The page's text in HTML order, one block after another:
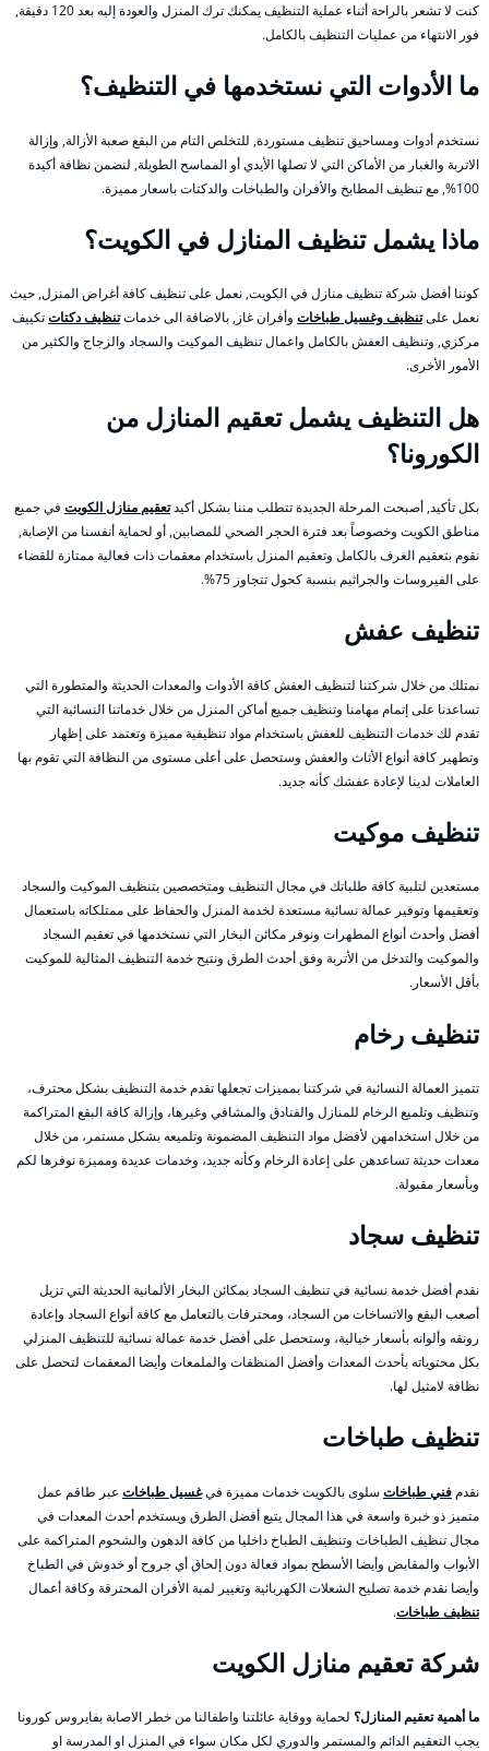
كنت لا تشعر بالراحة أثناء عملية التنظيف يمكنك ترك المنزل والعودة إليه بعد 120 دقيقة,
فور الانتهاء من عمليات التنظيف بالكامل.
ما الأدوات التي نستخدمها في التنظيف؟
نستخدم أدوات ومساحيق تنظيف مستوردة, للتخلص التام من البقع صعبة الأزالة, وإزالة
الاتربة والغبار من الأماكن التي لا تصلها الأيدي أو المماسح الطويلة, لنضمن نظافة أكيدة
100%, مع تنظيف المطابخ والأفران والطباخات والدكتات باسعار مميزة.
ماذا يشمل تنظيف المنازل في الكويت؟
كوننا أفضل شركة تنظيف منازل في الكويت, نعمل على تنظيف كافة أغراض المنزل, حيث
نعمل علىتنظيف وغسيل طباخات وأفران غاز, بالاضافة الى خدماتتنظيف دكتاتتكييف
مركزي, وتنظيف العفش بالكامل واعمال تنظيف الموكيت والسجاد والزجاج والكثير من
الأمور الأخرى.
هل التنظيف يشمل تعقيم المنازل من
الكورونا؟
بكل تأكيد, أصبحت المرحلة الجديدة تتطلب مننا بشكل أكيدتعقيم منازل الكويت في جميع
مناطق الكويت وخصوصاً بعد فترة الحجر الصحي للمصابين, أو لحماية أنفسنا من الإصابة,
نقوم بتعقيم الغرف بالكامل وتعقيم المنزل باستخدام معقمات ذات فعالية ممتازة للقضاء
على الفيروسات والجراثيم بنسبة كحول تتجاوز 75%.
تنظيف عفش
نمتلك من خلال شركتنا لتنظيف العفش كافة الأدوات والمعدات الحديثة والمتطورة التي
تساعدنا على إتمام مهامنا وتنظيف جميع أماكن المنزل من خلال خدماتنا النسائية التي
تقدم لك خدمات التنظيف للعفش باستخدام مواد تنظيفية مميزة وتعتمد على إظهار
وتطهير كافة أنواع الأثاث والعفش وستحصل على أعلى مستوى من النظافة التي تقوم بها
العاملات لدينا لإعادة عفشك كأنه جديد.
تنظيف موكيت
مستعدين لتلبية كافة طلباتك في مجال التنظيف ومتخصصين بتنظيف الموكيت والسجاد
وتعقيمها وتوفير عمالة نسائية مستعدة لخدمة المنزل والحفاظ على ممتلكاته باستعمال
أفضل وأحدث أنواع المطهرات ونوفر مكائن البخار التي نستخدمها في تعقيم السجاد
والموكيت والتدخل من الأتربة وفق أحدث الطرق ونتيح خدمة التنظيف المثالية للموكيت
بأقل الأسعار.
تنظيف رخام
تتميز العمالة النسائية في شركتنا بمميزات تجعلها تقدم خدمة التنظيف بشكل محترف،
وتنظيف وتلميع الرخام للمنازل والفنادق والمشافي وغيرها، وإزالة كافة البقع المتراكمة
من خلال استخدامهن لأفضل مواد التنظيف المضمونة وتلميعه بشكل مستمر، من خلال
معدات حديثة تساعدهن على إعادة الرخام وكأنه جديد، وخدمات عديدة ومميزة نوفرها لكم
وبأسعار مقبولة.
تنظيف سجاد
نقدم أفضل خدمة نسائية في تنظيف السجاد بمكائن البخار الألمانية الحديثة التي تزيل
أصعب البقع والاتساخات من السجاد، ومحترفات بالتعامل مع كافة أنواع السجاد وإعادة
رونقه وألوانه بأسعار خيالية، وستحصل على أفضل خدمة عمالة نسائية للتنظيف المنزلي
بكل محتوياته بأحدث المعدات وأفضل المنظفات والملمعات وأيضا المعقمات لتحصل على
نظافة لامثيل لها.
تنظيف طباخات
نقدم فني طباخات سلوى بالكويت خدمات مميزة فيغسيل طباخات عبر طاقم عمل
متميز ذو خبرة واسعة في هذا المجال يتبع أفضل الطرق ويستخدم أحدث المعدات في
مجال تنظيف الطباخات وتنظيف الطباخ داخليا من كافة الدهون والشحوم المتراكمة على
الأبواب والمقابض وأيضا الأسطح بمواد فعالة دون إلحاق أي جروح أو خدوش في الطباخ
وأيضا نقدم خدمة تصليح الشعلات الكهربائية وتغيير لمبة الأفران المحترقة وكافة أعمال
تنظيف طباخات.
شركة تعقيم منازل الكويت
ما أهمية تعقيم المنازل؟ لحماية ووقاية عائلتنا واطفالنا من خطر الاصابة بفايروس كورونا
يجب التعقيم الدائم والمستمر والدوري لكل مكان سواء في المنزل او المدرسة او